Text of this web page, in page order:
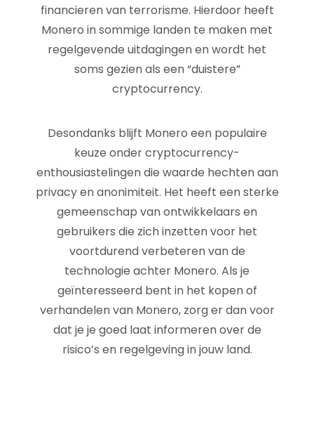
financieren van terrorisme. Hierdoor heeft
Monero in sommige landen te maken met
regelgevende uitdagingen en wordt het
soms gezien als een “duistere”
cryptocurrency.
Desondanks blijft Monero een populaire
keuze onder cryptocurrency-
enthousiastelingen die waarde hechten aan
privacy en anonimiteit. Het heeft een sterke
gemeenschap van ontwikkelaars en
gebruikers die zich inzetten voor het
voortdurend verbeteren van de
technologie achter Monero. Als je
geïnteresseerd bent in het kopen of
verhandelen van Monero, zorg er dan voor
dat je je goed laat informeren over de
risico’s en regelgeving in jouw land.